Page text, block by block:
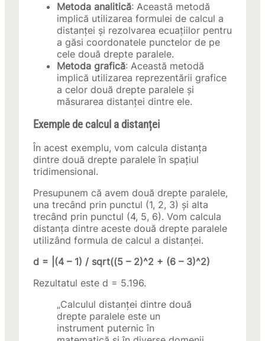
Metoda analitică: Această metodă
implică utilizarea formulei de calcul a
distanței și rezolvarea ecuațiilor pentru
a găsi coordonatele punctelor de pe
cele două drepte paralele.
Metoda grafică: Această metodă
implică utilizarea reprezentării grafice
a celor două drepte paralele și
măsurarea distanței dintre ele.
Exemple de calcul a distanței
În acest exemplu, vom calcula distanța
dintre două drepte paralele în spațiul
tridimensional.
Presupunem că avem două drepte paralele,
una trecând prin punctul (1, 2, 3) și alta
trecând prin punctul (4, 5, 6). Vom calcula
distanța dintre aceste două drepte paralele
utilizând formula de calcul a distanței.
d = |(4 – 1) / sqrt((5 – 2)^2 + (6 – 3)^2)
Rezultatul este d = 5.196.
„Calculul distanței dintre două
drepte paralele este un
instrument puternic în